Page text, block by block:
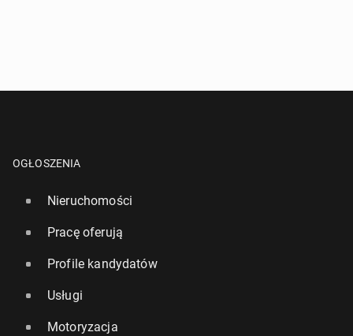
OGŁOSZENIA
Nieruchomości
Pracę oferują
Profile kandydatów
Usługi
Motoryzacja